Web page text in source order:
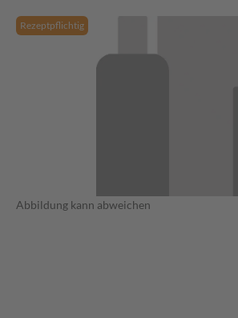
Rezeptpflichtig
Abbildung kann abweichen